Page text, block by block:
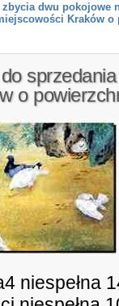
zbycia dwu pokojowe
Kraków o
o
niespełna